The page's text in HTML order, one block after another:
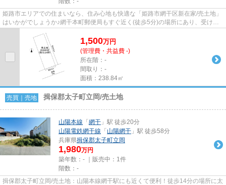
姫路市エリアでの住まいなら、住み心地も快適な「姫路市網干区新在家/売土地」
はいかがでしょうか♪網干本町郵便局もすぐ近く(徒歩5分)の場所にあり、受け取
1,500万円
(管理費・共益費 -)
所在階：-
間取り：-
面積：238.84㎡
売買｜売地 揖保郡太子町立岡/売土地
山陽本線 「 網干 」駅 徒歩20分
山陽電鉄網干線 「 山陽網干 」駅 徒歩58分
兵庫県揖保郡太子町立岡
1,980万円
築年数：- ｜販売中： 1件
階数：-
揖保郡太子町立岡/売土地：山陽本線網干駅にも近くて便利！徒歩14分の場所に太